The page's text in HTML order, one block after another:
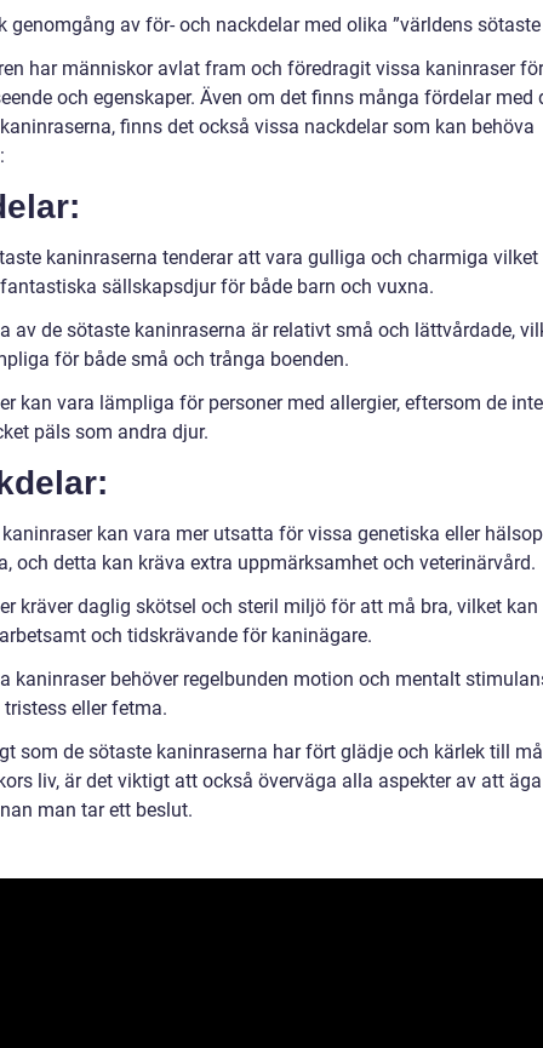
genomgång av för- och nackdelar med olika ”världens sötaste
har människor avlat fram och föredragit vissa kaninraser
och egenskaper. Även om det finns många fördelar med
finns det också vissa nackdelar som kan behöva
kaninraserna tenderar att vara gulliga och charmiga vilket
sällskapsdjur för både barn och vuxna.
av de sötaste kaninraserna är relativt små och lättvårdade,
för både små och trånga boenden.
kan vara lämpliga för personer med allergier, eftersom de
päls som andra djur.
kan vara mer utsatta för vissa genetiska eller
och detta kan kräva extra uppmärksamhet och veterinärvård.
kräver daglig skötsel och steril miljö för att må bra, vilket kan
och tidskrävande för kaninägare.
kaninraser behöver regelbunden motion och mentalt
eller fetma.
som de sötaste kaninraserna har fört glädje och kärlek till
liv, är det viktigt att också överväga alla aspekter av att
man tar ett beslut.